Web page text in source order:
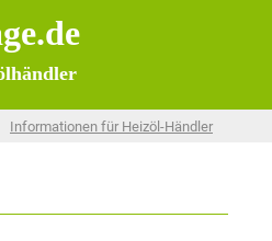
Informationen für Heizöl-Händler